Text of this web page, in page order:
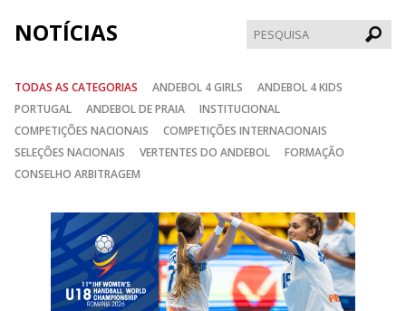
NOTÍCIAS
TODAS AS CATEGORIAS ANDEBOL 4 GIRLS
ANDEBOL 4 KIDS
PORTUGAL
ANDEBOL DE PRAIA
INSTITUCIONAL
COMPETIÇÕES NACIONAIS
COMPETIÇÕES INTERNACIONAIS
SELEÇÕES NACIONAIS
VERTENTES DO ANDEBOL
FORMAÇÃO
CONSELHO ARBITRAGEM
Anterior